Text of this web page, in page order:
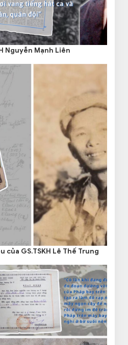
Nguyễn Mạnh Liên
của GS.TSKH Lê Thế Trung